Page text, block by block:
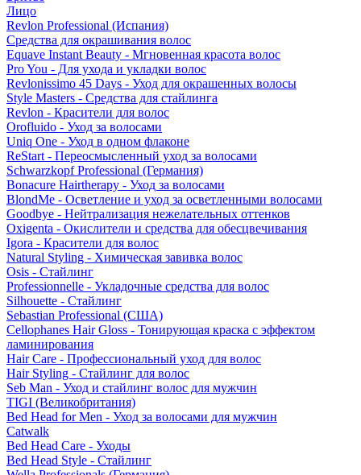
Лицо
Revlon Professional (Испания)
Средства для окрашивания волос
Equave Instant Beauty - Мгновенная красота волос
Pro You - Для ухода и укладки волос
Revlonissimo 45 Days - Уход для окрашенных волосы
Style Masters - Средства для стайлинга
Revlon - Красители для волос
Orofluido - Уход за волосами
Uniq One - Уход в одном флаконе
ReStart - Переосмысленный уход за волосами
Schwarzkopf Professional (Германия)
Bonacure Hairtherapy - Уход за волосами
BlondMe - Осветление и уход за осветленными волосами
Goodbye - Нейтрализация нежелательных оттенков
Oxigenta - Окислители и средства для обесцвечивания
Igora - Красители для волос
Natural Styling - Химическая завивка волос
Osis - Стайлинг
Professionnelle - Укладочные средства для волос
Silhouette - Стайлинг
Sebastian Professional (США)
Cellophanes Hair Gloss - Тонирующая краска с эффектом
ламинирования
Hair Care - Профессиональный уход для волос
Hair Styling - Стайлинг для волос
Seb Man - Уход и стайлинг волос для мужчин
TIGI (Великобритания)
Bed Head for Men - Уход за волосами для мужчин
Catwalk
Bed Head Care - Уходы
Bed Head Style - Стайлинг